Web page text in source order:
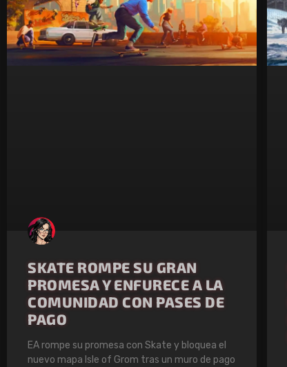
SKATE ROMPE SU GRAN
PROMESA Y ENFURECE A LA
COMUNIDAD CON PASES DE
PAGO
EA rompe su promesa con Skate y bloquea el
nuevo mapa Isle of Grom tras un muro de pago